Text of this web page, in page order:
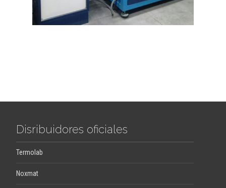
Disribuidores oficiales
Termolab
Noxmat